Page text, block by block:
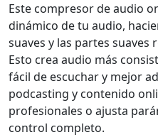
Este compresor de audio
dinámico de tu audio,
suaves y las partes
Esto crea audio más
fácil de escuchar y mejor
podcasting y contenido
profesionales o ajusta
control completo.